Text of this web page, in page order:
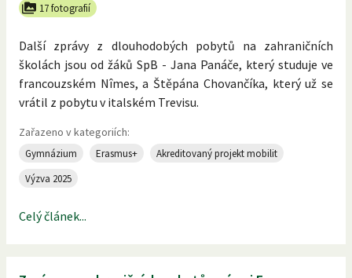
17 fotografií
Další zprávy z dlouhodobých pobytů na zahraničních
školách jsou od žáků SpB - Jana Panáče, který studuje ve
francouzském Nîmes, a Štěpána Chovančíka, který už se
vrátil z pobytu v italském Trevisu.
Zařazeno v kategoriích:
Gymnázium Erasmus+
Akreditovaný projekt mobilit
Výzva 2025
Celý článek...